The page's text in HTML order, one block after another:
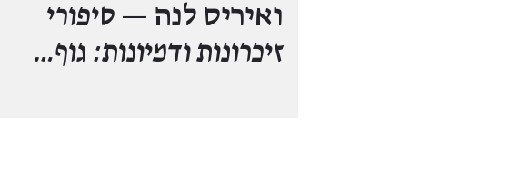
ואיריס לנה — סיפורי
זיכרונות ודמיונות: גוף…